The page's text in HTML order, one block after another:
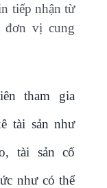
tiếp nhận từ
đơn vị cung
tham gia
tài sản như
tài sản cố
như có thể